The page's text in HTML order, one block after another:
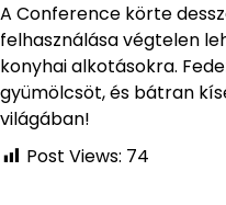
A Conference körte
felhasználása végtelen
konyhai alkotásokra.
gyümölcsöt, és bátran
világában!
Post Views: 74